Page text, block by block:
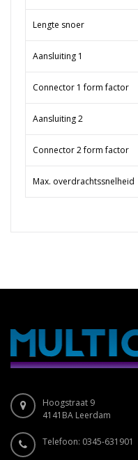
Lengte snoer
Aansluiting 1
Connector 1 form factor
Aansluiting 2
Connector 2 form factor
Max. overdrachtssnelheid
Hoogstraat 9
4141BA Leerdam
Telefoon: 0345-631901